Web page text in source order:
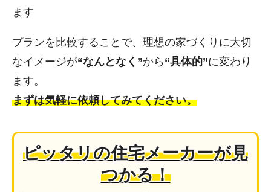
ます
プランを比較することで、理想の家づくりに大切
なイメージが“なんとなく”から “具体的”に変わり
ます。
まずは気軽に依頼してみてください。
ピッタリの住宅メーカーが見
つかる！